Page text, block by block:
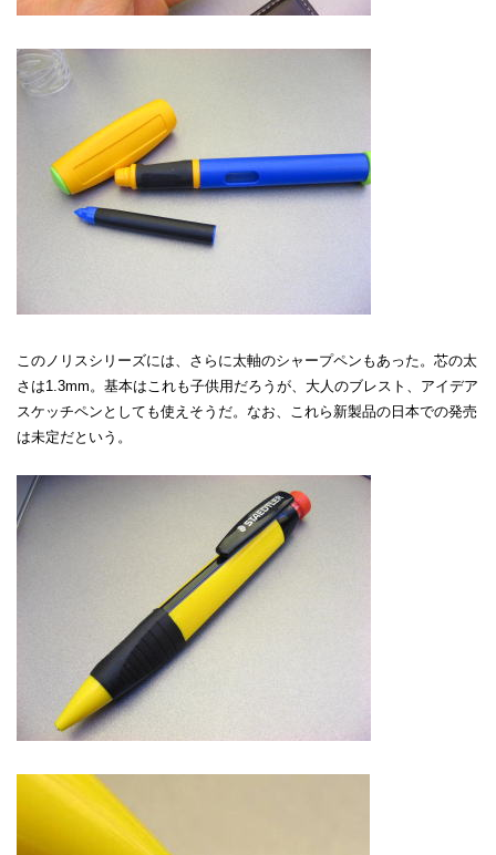
このノリスシリーズには、さらに太軸のシャープペンもあった。芯の太
さは1.3mm。基本はこれも子供用だろうが、大人のブレスト、アイデア
スケッチペンとしても使えそうだ。なお、これら新製品の日本での発売
は未定だという。